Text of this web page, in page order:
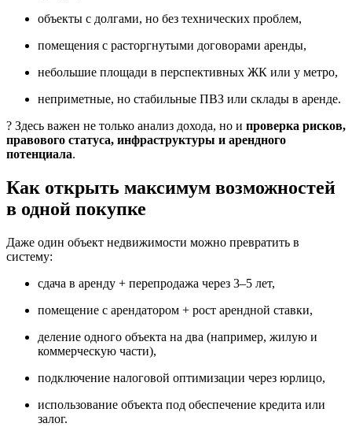
объекты с долгами, но без технических проблем,
помещения с расторгнутыми договорами аренды,
небольшие площади в перспективных ЖК или у метро,
неприметные, но стабильные ПВЗ или склады в аренде.
? Здесь важен не только анализ дохода, но и проверка рисков,
правового статуса, инфраструктуры и арендного
потенциала.
Как открыть максимум возможностей
в одной покупке
Даже один объект недвижимости можно превратить в
систему:
сдача в аренду + перепродажа через 3–5 лет,
помещение с арендатором + рост арендной ставки,
деление одного объекта на два (например, жилую и
коммерческую части),
подключение налоговой оптимизации через юрлицо,
использование объекта под обеспечение кредита или
залог.